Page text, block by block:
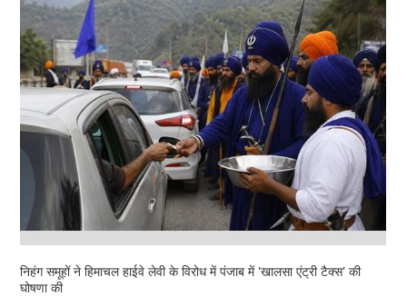
निहंग समूहों ने हिमाचल हाईवे लेवी के विरोध में पंजाब में 'खालसा एंट्री टैक्स' की
घोषणा की